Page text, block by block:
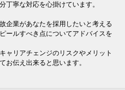
丁寧な対応を心掛けています。
企業があなたを採用したいと考える
ールすべき点についてアドバイスを
ャリアチェンジのリスクやメリット
お伝え出来ると思います。